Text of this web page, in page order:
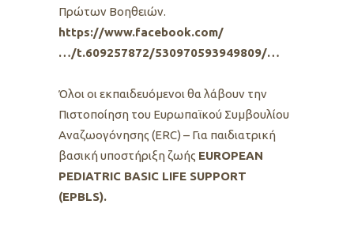
Πρώτων Βοηθειών.
https://www.facebook.com/
…/t.609257872/530970593949809/…
Όλοι οι εκπαιδευόμενοι θα λάβουν την
Πιστοποίηση του Ευρωπαϊκού Συμβουλίου
Αναζωογόνησης (ERC) – Για παιδιατρική
βασική υποστήριξη ζωής EUROPEAN
PEDIATRIC BASIC LIFE SUPPORT
(EPBLS).